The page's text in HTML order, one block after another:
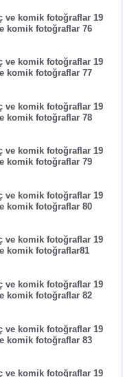
komik fotoğraflar 76
komik fotoğraflar 77
komik fotoğraflar 78
komik fotoğraflar 79
komik fotoğraflar 80
komik fotoğraflar81
komik fotoğraflar 82
komik fotoğraflar 83